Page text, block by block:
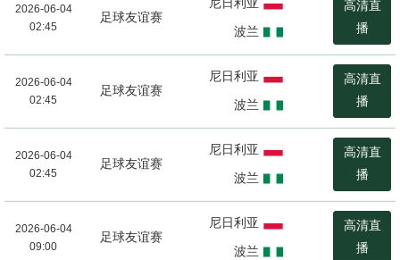
2026-06-04
02:45
足球友谊赛
波兰
高清直
播
2026-06-04
02:45
足球友谊赛
尼日利亚
波兰
高清直
播
2026-06-04
02:45
足球友谊赛
尼日利亚
波兰
高清直
播
2026-06-04
09:00
足球友谊赛
尼日利亚
波兰
高清直
播